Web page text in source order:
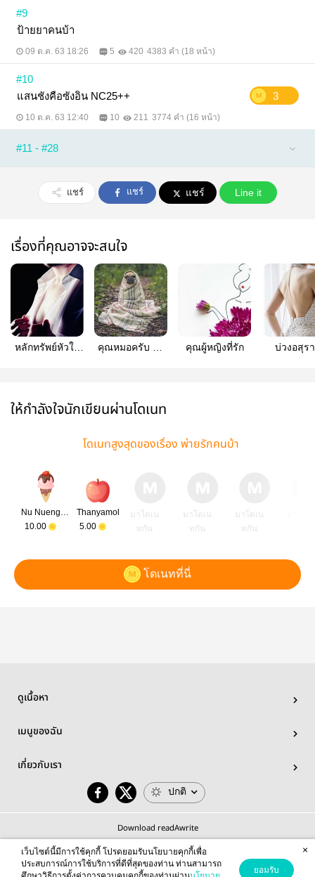
#9
ป้ายยาคนบ้า
09 ต.ค. 63 18:26 5 420 4383 คำ (18 หน้า)
#10
แสนชังคือซังอิน NC25++
3
10 ต.ค. 63 12:40 10 211 3774 คำ (16 หน้า)
#11 - #28
แชร์ แชร์ แชร์ Line it
เรื่องที่คุณอาจจะสนใจ
หลักทรัพย์หัวใจ
คุณหมอครับ รับ
คุณผู้หญิงที่รัก บ่วงอสุร
ให้กำลังใจนักเขียนผ่านโดเนท
โดเนทสูงสุดของเรื่อง พ่ายรักคนบ้า
Nu Nueng2868
10.00
Thanyamol
5.00
มาโดเน
ทกัน
มาโดเน
ทกัน
มาโดเน
ทกัน
โดเนทที่นี่
ดูเนื้อหา
เมนูของฉัน
เกี่ยวกับเรา
ปกติ
Download readAwrite
เว็บไซต์นี้มีการใช้คุกกี้ โปรดยอมรับนโยบายคุกกี้เพื่อ
ประสบการณ์การใช้บริการที่ดีที่สุดของท่าน ท่านสามารถ
ยอมรับ
×